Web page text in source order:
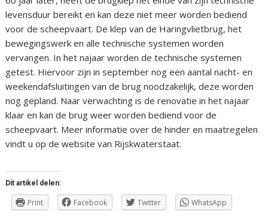
levensduur bereikt en kan deze niet meer worden bediend
voor de scheepvaart. De klep van de Haringvlietbrug, het
bewegingswerk en alle technische systemen worden
vervangen. In het najaar worden de technische systemen
getest. Hiervoor zijn in september nog een aantal nacht- en
weekendafsluitingen van de brug noodzakelijk, deze worden
nog gepland. Naar verwachting is de renovatie in het najaar
klaar en kan de brug weer worden bediend voor de
scheepvaart. Meer informatie over de hinder en maatregelen
vindt u op de website van Rijskwaterstaat.
Dit artikel delen:
Print Facebook Twitter WhatsApp